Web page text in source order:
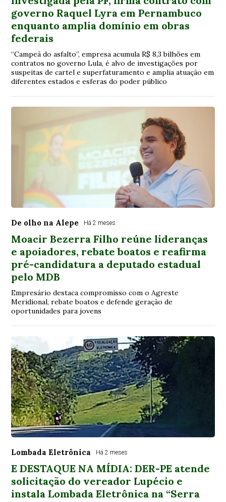
governo Raquel Lyra em Pernambuco
enquanto amplia domínio em obras
federais
“Campeã do asfalto”, empresa acumula R$ 8,3 bilhões em
contratos no governo Lula, é alvo de investigações por
suspeitas de cartel e superfaturamento e amplia atuação em
diferentes estados e esferas do poder público
De olho na Alepe Há 2 meses
Moacir Bezerra Filho reúne lideranças
e apoiadores, rebate boatos e reafirma
pré-candidatura a deputado estadual
pelo MDB
Empresário destaca compromisso com o Agreste
Meridional, rebate boatos e defende geração de
oportunidades para jovens
Lombada Eletrônica Há 2 meses
E DESTAQUE NA MÍDIA: DER-PE atende
solicitação do vereador Lupécio e
instala Lombada Eletrônica na “Serra